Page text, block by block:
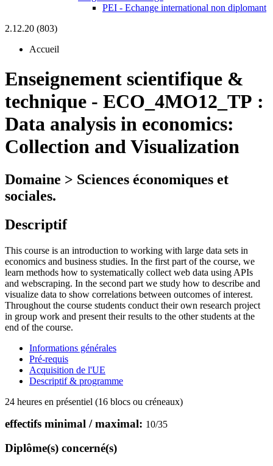
PEI - Echange international non diplomant
2.12.20 (803)
Accueil
Enseignement scientifique &
technique - ECO_4MO12_TP :
Data analysis in economics:
Collection and Visualization
Domaine > Sciences économiques et
sociales.
Descriptif
This course is an introduction to working with large data sets in
economics and business studies. In the first part of the course, we
learn methods how to systematically collect web data using APIs
and webscraping. In the second part we study how to describe and
visualize data to show correlations between outcomes of interest.
Throughout the course students conduct their own research project
in group work and present their results to the other students at the
end of the course.
Informations générales
Pré-requis
Acquisition de l'UE
Descriptif & programme
24 heures en présentiel (16 blocs ou créneaux)
effectifs minimal / maximal: 10/35
Diplôme(s) concerné(s)